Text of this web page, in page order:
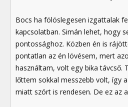
Bocs ha fölöslegesen izgattalak
kapcsolatban. Simán lehet, hogy
pontossághoz. Közben én is
pontatlan az én lövésem, mert
használtam, volt egy bika távcső.
lőttem sokkal messzebb volt, így
miatt szórt is rendesen. De ez az